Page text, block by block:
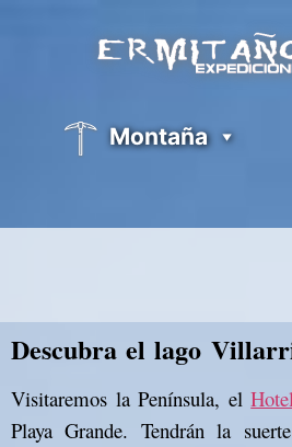
Montaña
Descubra el lago
Visitaremos la Península, el
Playa Grande. Tendrán la